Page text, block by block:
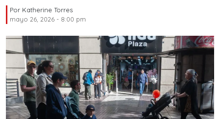
Por Katherine Torres
mayo 26, 2026 - 8:00 pm